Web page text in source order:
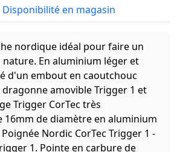
Disponibilité en magasin
nordique idéal pour faire un
En aluminium léger et
d'un embout en caoutchouc
amovible Trigger 1 et
Trigger CorTec très
16mm de diamètre en aluminium
Nordic CorTec Trigger 1 -
1. Pointe en carbure de